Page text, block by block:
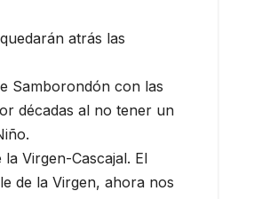
atrás las
Samborondón con las
décadas al no tener un
Virgen-Cascajal. El
de la Virgen, ahora nos